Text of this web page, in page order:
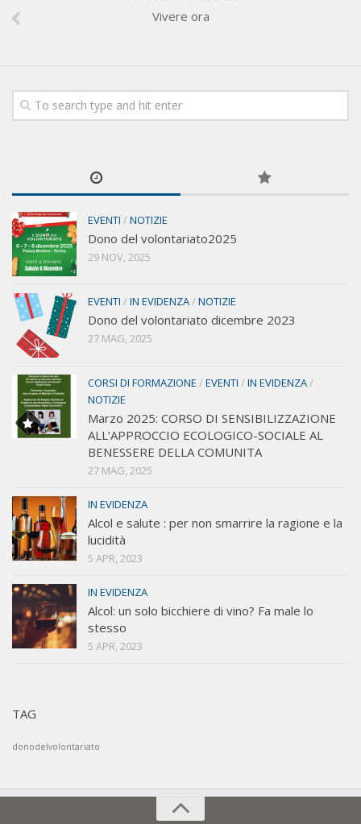
Vivere ora
EVENTI /NOTIZIE
Dono del volontariato2025
29 NOV, 2025
EVENTI /IN EVIDENZA/NOTIZIE
Dono del volontariato dicembre 2023
27 MAG, 2025
CORSI DI FORMAZIONE /EVENTI /IN EVIDENZA/
NOTIZIE
Marzo 2025: CORSO DI SENSIBILIZZAZIONE
ALL’APPROCCIO ECOLOGICO-SOCIALE AL
BENESSERE DELLA COMUNITA
27 MAG, 2025
IN EVIDENZA
Alcol e salute : per non smarrire la ragione e la
lucidità
5 APR, 2023
IN EVIDENZA
Alcol: un solo bicchiere di vino? Fa male lo
stesso
5 APR, 2023
TAG
donodelvolontariato